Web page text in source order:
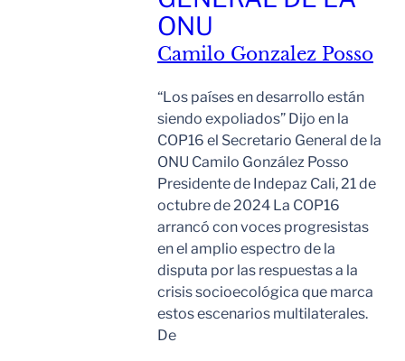
ONU
Camilo Gonzalez Posso
“Los países en desarrollo están
siendo expoliados” Dijo en la
COP16 el Secretario General de la
ONU Camilo González Posso
Presidente de Indepaz Cali, 21 de
octubre de 2024 La COP16
arrancó con voces progresistas
en el amplio espectro de la
disputa por las respuestas a la
crisis socioecológica que marca
estos escenarios multilaterales.
De